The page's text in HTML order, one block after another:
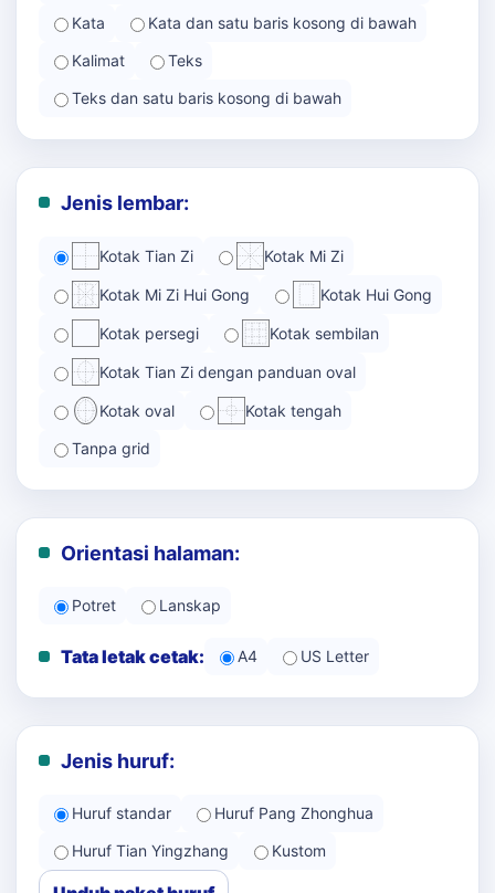
Kata
Kata dan satu baris kosong di bawah
Kalimat
Teks
Teks dan satu baris kosong di bawah
Jenis lembar:
Kotak Tian Zi Kotak Mi Zi
Kotak Mi Zi Hui Gong Kotak Hui Gong
Kotak persegi Kotak sembilan
Kotak Tian Zi dengan panduan oval
Kotak oval Kotak tengah
Tanpa grid
Orientasi halaman:
Potret Lanskap
Tata letak cetak: A4 US Letter
Jenis huruf:
Huruf standar
Huruf Pang Zhonghua
Huruf Tian Yingzhang
Kustom